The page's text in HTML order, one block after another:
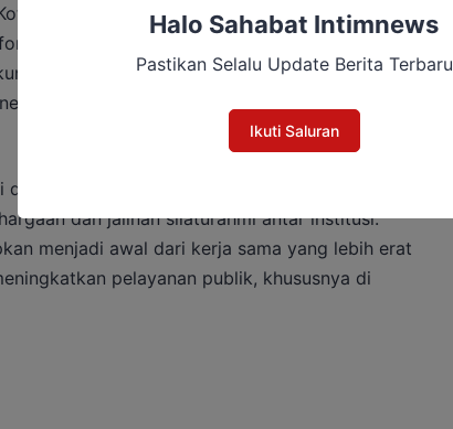
menyampaikan apresiasi atas sambutan
yang diberikan oleh jajaran PDAM Tirta
ini akan dijadikan referensi untuk
Perumdam di Kotim dalam hal efisiensi dan
sesi tanya jawab dan penyerahan cendera
dan jalinan silaturahmi antar institusi.
menjadi awal dari kerja sama yang lebih erat
pelayanan publik, khususnya di
Halo Sahabat Intimnews
Pastikan Selalu Update Berita Terbaru
Ikuti Saluran